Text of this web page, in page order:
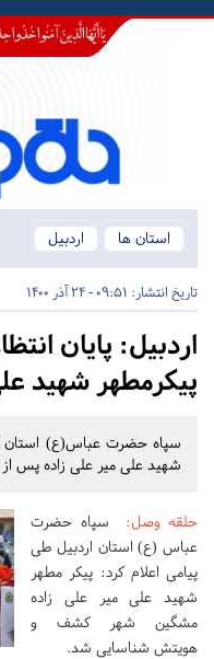
استان ها
اردبیل
تاریخ انتشار: 09:51 - 24 آذر 1400
اردبیل:
پیکرمطهر شهید
سپاه حضرت عباس(ع) استان
شهید علی میر علی زاده پس از نزدیک به
حلقه وصل:
سپاه حضرت
عباس (ع) استان اردبیل طی
پیامی اعلام کرد: پیکر مطهر
شهید علی میر علی زاده
مشگین شهر کشف و
هویتش شناسایی شد.